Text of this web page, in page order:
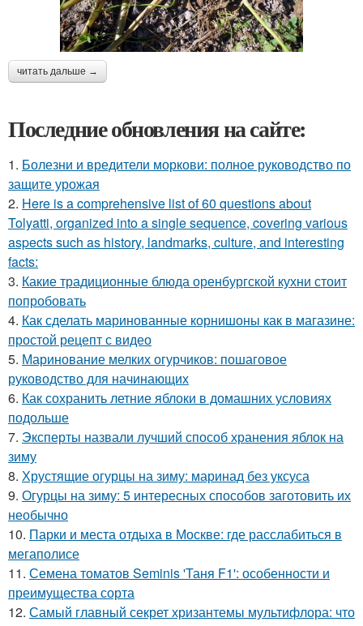
читать дальше →
Последние обновления на сайте:
1. Болезни и вредители моркови: полное руководство по
защите урожая
2. Here is a comprehensive list of 60 questions about
Tolyatti, organized into a single sequence, covering various
aspects such as history, landmarks, culture, and interesting
facts:
3. Какие традиционные блюда оренбургской кухни стоит
попробовать
4. Как сделать маринованные корнишоны как в магазине:
простой рецепт с видео
5. Маринование мелких огурчиков: пошаговое
руководство для начинающих
6. Как сохранить летние яблоки в домашних условиях
подольше
7. Эксперты назвали лучший способ хранения яблок на
зиму
8. Хрустящие огурцы на зиму: маринад без уксуса
9. Огурцы на зиму: 5 интересных способов заготовить их
необычно
10. Парки и места отдыха в Москве: где расслабиться в
мегаполисе
11. Семена томатов Seminis 'Таня F1': особенности и
преимущества сорта
12. Самый главный секрет хризантемы мультифлора: что